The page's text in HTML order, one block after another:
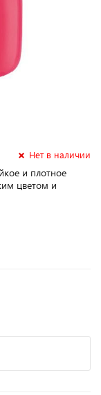
Нет в наличии
и плотное
цветом и